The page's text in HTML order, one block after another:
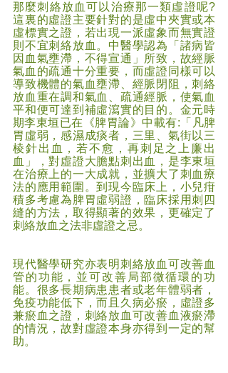
那麼刺絡放血可以治療那一類虛證呢?
這裏的虛證主要針對的是虛中夾實或本
虛標實之證，若出現一派虛象而無實證
則不宜刺絡放血。中醫學認為「諸病皆
因血氣壅滯，不得宣通」所致，故經脈
氣血的疏通十分重要，而虛證同樣可以
導致機體的氣血壅滯、經脈閉阻，刺絡
放血重在調和氣血、疏通經脈，使氣血
平和便可達到補虛瀉實的目的。金元時
期李東垣已在《脾胃論》中載有:「凡脾
胃虛弱，感濕成痰者，三里、氣街以三
棱針出血，若不愈，再刺足之上廉出
血」，對虛證大膽點刺出血，是李東垣
在治療上的一大成就，並擴大了刺血療
法的應用範圍。到現今臨床上，小兒疳
積多考慮為脾胃虛弱證，臨床採用刺四
縫的方法，取得顯著的效果，更確定了
刺絡放血之法非虛證之忌。
現代醫學研究亦表明刺絡放血可改善血
管的功能，並可改善局部微循環的功
能。很多長期病患患者或老年體弱者，
免疫功能低下，而且久病必瘀，虛證多
兼瘀血之證，刺絡放血可改善血液瘀滯
的情況，故對虛證本身亦得到一定的幫
助。